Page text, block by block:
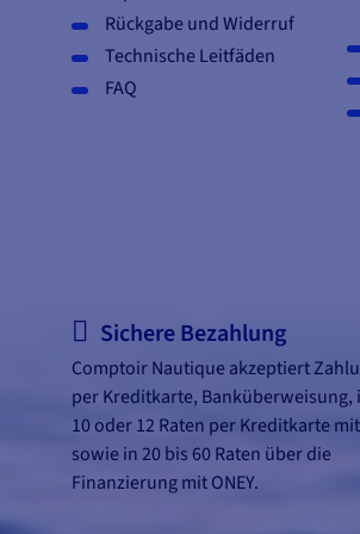
Rückgabe und Widerruf
Technische Leitfäden
FAQ
Sichere Bezahlung
Comptoir Nautique akzeptiert
per Kreditkarte, Banküberweisung,
10 oder 12 Raten per Kreditkarte
sowie in 20 bis 60 Raten über die
Finanzierung mit ONEY.